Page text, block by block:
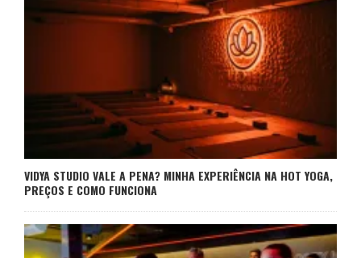
VIDYA STUDIO VALE A PENA? MINHA EXPERIÊNCIA NA HOT YOGA,
PREÇOS E COMO FUNCIONA